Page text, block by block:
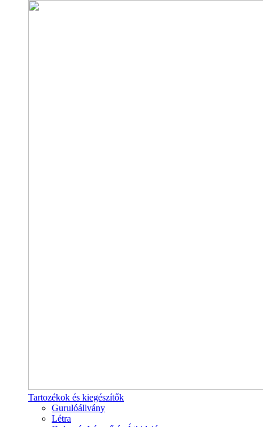
Tartozékok és kiegészítők
Gurulóállvány
Létra